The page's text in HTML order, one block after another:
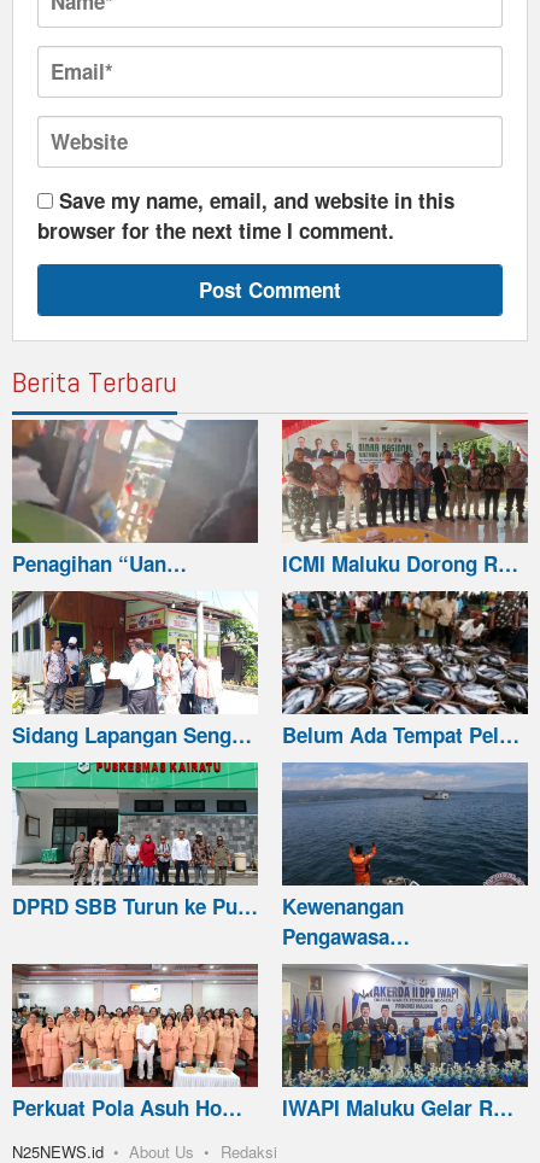
Save my name, email, and website in this
browser for the next time I comment.
Berita Terbaru
Penagihan “Uan… ICMI Maluku Dorong R…
Sidang Lapangan Seng… Belum Ada Tempat Pel…
DPRD SBB Turun ke Pu…
Kewenangan
Pengawasa…
Perkuat Pola Asuh Ho… IWAPI Maluku Gelar R…
N25NEWS.id About Us Redaksi